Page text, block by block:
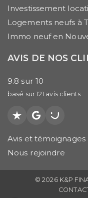
Investissement
Logements neufs à
Immo neuf en
AVIS DE NOS
9.8 sur 10
basé sur 121 avis clients
Trustpilot
Google
Avis et témoignages
Nous rejoindre
© 2026 K&P